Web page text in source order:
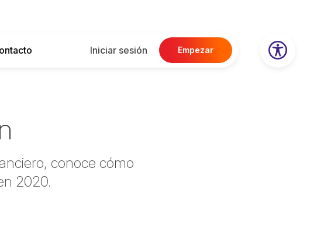
Iniciar sesión Empezar
conoce cómo
2020.